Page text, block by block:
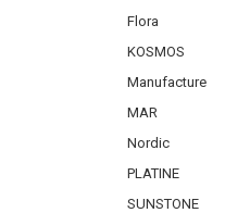
Flora
KOSMOS
Manufacture
MAR
Nordic
PLATINE
SUNSTONE